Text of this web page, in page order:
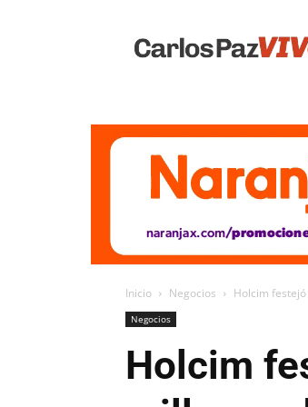
Vivo
Inicio Negocios Holcim
Negocios
Holcim